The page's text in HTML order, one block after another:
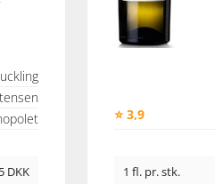
DKK
⭐ 3,9
1 fl. pr. stk.